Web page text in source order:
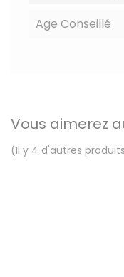
Age Conseillé
Vous aimerez
(Il y 4 d'autres